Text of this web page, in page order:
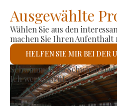
Ausgewählte
Wählen Sie aus den
machen Sie Ihren
HELFEN SIE MIR BEI DER
Erzeugermarkt
Ich werde prüfen